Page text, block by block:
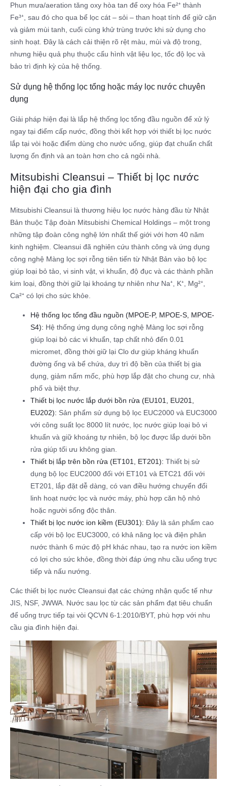
Phun mưa/aeration tăng oxy hòa tan để oxy hóa Fe²⁺ thành
Fe³⁺, sau đó cho qua bể lọc cát – sỏi – than hoạt tính để giữ cặn
và giảm mùi tanh, cuối cùng khử trùng trước khi sử dụng cho
sinh hoạt. Đây là cách cải thiện rõ rệt màu, mùi và độ trong,
nhưng hiệu quả phụ thuộc cấu hình vật liệu lọc, tốc độ lọc và
bảo trì định kỳ của hệ thống.​
Sử dụng hệ thống lọc tổng hoặc máy lọc nước chuyên
dụng
Giải pháp hiện đại là lắp hệ thống lọc tổng đầu nguồn để xử lý
ngay tại điểm cấp nước, đồng thời kết hợp với thiết bị lọc nước
lắp tại vòi hoặc điểm dùng cho nước uống, giúp đạt chuẩn chất
lượng ổn định và an toàn hơn cho cả ngôi nhà.
Mitsubishi Cleansui – Thiết bị lọc nước
hiện đại cho gia đình
Mitsubishi Cleansui là thương hiệu lọc nước hàng đầu từ Nhật
Bản thuộc Tập đoàn Mitsubishi Chemical Holdings – một trong
những tập đoàn công nghệ lớn nhất thế giới với hơn 40 năm
kinh nghiệm. Cleansui đã nghiên cứu thành công và ứng dụng
công nghệ Màng lọc sợi rỗng tiên tiến từ Nhật Bản vào bộ lọc
giúp loại bỏ tảo, vi sinh vật, vi khuẩn, độ đục và các thành phần
kim loại, đồng thời giữ lại khoáng tự nhiên như Na⁺, K⁺, Mg²⁺,
Ca²⁺ có lợi cho sức khỏe.
Hệ thống lọc tổng đầu nguồn (MPOE-P, MPOE-S, MPOE-
S4): Hệ thống ứng dụng công nghệ Màng lọc sợi rỗng
giúp loại bỏ các vi khuẩn, tạp chất nhỏ đến 0.01
micromet, đồng thời giữ lại Clo dư giúp kháng khuẩn
đường ống và bể chứa, duy trì độ bền của thiết bị gia
dụng, giảm nấm mốc, phù hợp lắp đặt cho chung cư, nhà
phố và biệt thự.​
Thiết bị lọc nước lắp dưới bồn rửa (EU101, EU201,
EU202): Sản phẩm sử dụng bộ lọc EUC2000 và EUC3000
với công suất lọc 8000 lít nước, lọc nước giúp loại bỏ vi
khuẩn và giữ khoáng tự nhiên, bộ lọc được lắp dưới bồn
rửa giúp tối ưu không gian.
Thiết bị lắp trên bồn rửa (ET101, ET201): Thiết bị sử
dụng bộ lọc EUC2000 đối với ET101 và ETC21 đối với
ET201, lắp đặt dễ dàng, có van điều hướng chuyển đổi
linh hoạt nước lọc và nước máy, phù hợp căn hộ nhỏ
hoặc người sống độc thân.​
Thiết bị lọc nước ion kiềm (EU301): Đây là sản phẩm cao
cấp với bộ lọc EUC3000, có khả năng lọc và điện phân
nước thành 6 mức độ pH khác nhau, tạo ra nước ion kiềm
có lợi cho sức khỏe, đồng thời đáp ứng nhu cầu uống trực
tiếp và nấu nướng.​
Các thiết bị lọc nước Cleansui đạt các chứng nhận quốc tế như
JIS, NSF, JWWA. Nước sau lọc từ các sản phẩm đạt tiêu chuẩn
để uống trực tiếp tại vòi QCVN 6-1:2010/BYT, phù hợp với nhu
cầu gia đình hiện đại.